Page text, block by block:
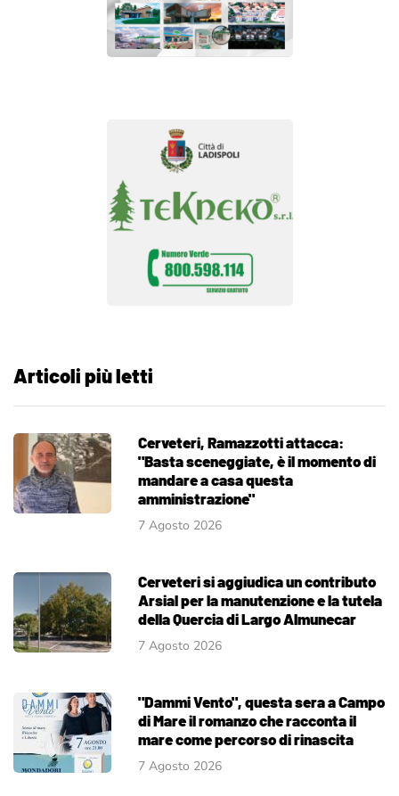
Articoli più letti
Cerveteri, Ramazzotti attacca:
"Basta sceneggiate, è il momento di
mandare a casa questa
amministrazione"
7 Agosto 2026
Cerveteri si aggiudica un contributo
Arsial per la manutenzione e la tutela
della Quercia di Largo Almunecar
7 Agosto 2026
"Dammi Vento", questa sera a Campo
di Mare il romanzo che racconta il
mare come percorso di rinascita
7 Agosto 2026